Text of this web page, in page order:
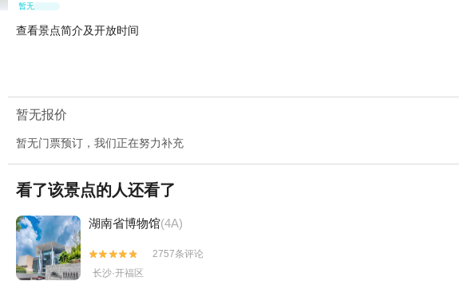
暂无点评
查看景点简介及开放时间
暂无报价
暂无门票预订，我们正在努力补充
看了该景点的人还看了
湖南省博物馆(4A)


2757条评论
长沙·开福区